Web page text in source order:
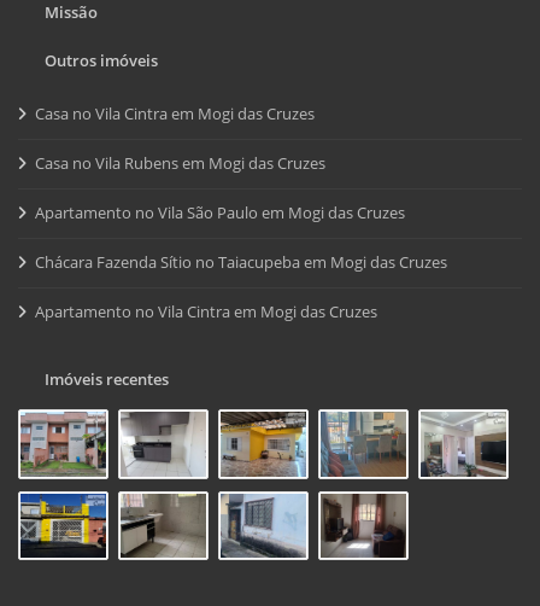
Missão
Outros imóveis
Casa no Vila Cintra em Mogi das Cruzes
Casa no Vila Rubens em Mogi das Cruzes
Apartamento no Vila São Paulo em Mogi das Cruzes
Chácara Fazenda Sítio no Taiacupeba em Mogi das Cruzes
Apartamento no Vila Cintra em Mogi das Cruzes
Imóveis recentes